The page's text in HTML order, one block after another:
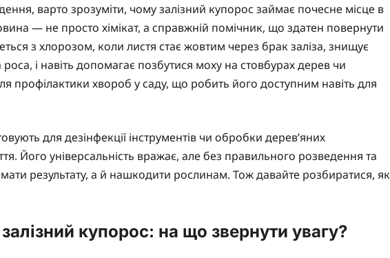
варто зрозуміти, чому залізний купорос займає почесне місце в
— не просто хімікат, а справжній помічник, що здатен повернути
з хлорозом, коли листя стає жовтим через брак заліза, знищує
роса, і навіть допомагає позбутися моху на стовбурах дерев чи
профілактики хвороб у саду, що робить його доступним навіть для
для дезінфекції інструментів чи обробки дерев’яних
Його універсальність вражає, але без правильного розведення та
результату, а й нашкодити рослинам. Тож давайте розбиратися, як
купорос: на що звернути увагу?